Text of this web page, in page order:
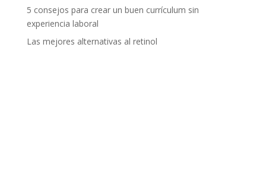
5 consejos para crear un buen currículum sin
experiencia laboral
Las mejores alternativas al retinol